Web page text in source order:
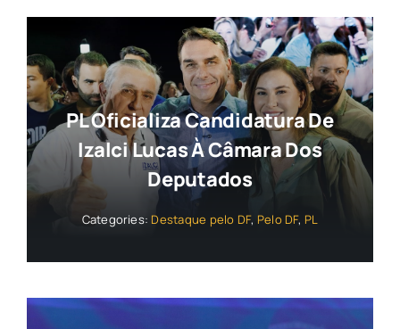
PL Oficializa Candidatura De
Izalci Lucas À Câmara Dos
Deputados
Categories: Destaque pelo DF, Pelo DF, PL